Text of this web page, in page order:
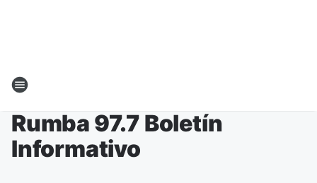
Rumba 97.7 Boletín
Informativo